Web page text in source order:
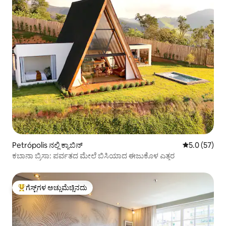
Petrópolis ನಲ್ಲಿ ಕ್ಯಾಬಿನ್ 5 ರಲ್ಲಿ 5.0
5.0 (57)
ಕಬಾನಾ ಬ್ರಿಸಾ: ಪರ್ವತದ ಮೇಲೆ ಬಿಸಿಯಾದ ಈಜುಕೊಳ ಎತ್ತರ
ಗೆಸ್ಟ್‌ಗಳಿಗೆ ಅತಿ ಹೆಚ್ಚು ಅಚ್ಚುಮೆಚ್ಚಿನದು
ಗೆಸ್ಟ್‌ಗಳ ಅಚ್ಚುಮೆಚ್ಚಿನದು